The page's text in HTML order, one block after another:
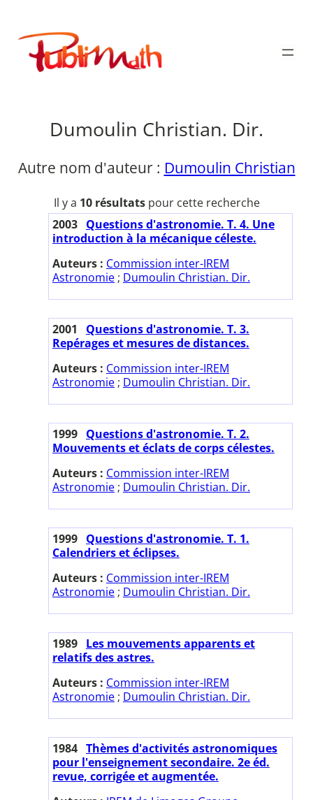
contenu
Publimath
Dumoulin Christian. Dir.
Autre nom d'auteur : Dumoulin Christian
Il y a 10 résultatspour cette recherche
2003 Questions d'astronomie. T. 4. Une
introduction à la mécanique céleste.
Auteurs : Commission inter-IREM
Astronomie ; Dumoulin Christian. Dir.
2001
Questions d'astronomie. T. 3.
Repérages et mesures de distances.
Auteurs : Commission inter-IREM
Astronomie ; Dumoulin Christian. Dir.
1999 Questions d'astronomie. T. 2.
Mouvements et éclats de corps célestes.
Auteurs : Commission inter-IREM
Astronomie ; Dumoulin Christian. Dir.
1999 Questions d'astronomie. T. 1.
Calendriers et éclipses.
Auteurs : Commission inter-IREM
Astronomie ; Dumoulin Christian. Dir.
1989 Les mouvements apparents et
relatifs des astres.
Auteurs : Commission inter-IREM
Astronomie ; Dumoulin Christian. Dir.
1984 Thèmes d'activités astronomiques
pour l'enseignement secondaire. 2e éd.
revue, corrigée et augmentée.